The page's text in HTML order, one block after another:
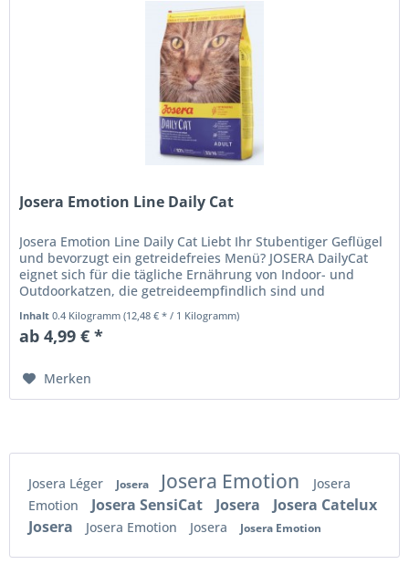
Josera Emotion Line Daily Cat
Josera Emotion Line Daily Cat Liebt Ihr Stubentiger Geflügel
und bevorzugt ein getreidefreies Menü? JOSERA DailyCat
eignet sich für die tägliche Ernährung von Indoor- und
Outdoorkatzen, die getreideempfindlich sind und
köstliches...
Inhalt0.4 Kilogramm(12,48 € * / 1 Kilogramm)
ab 4,99 € *
Merken
Josera Léger Josera Josera Emotion
Josera
Emotion
Josera SensiCat Josera
Josera Catelux
Josera
Josera Emotion Josera Josera Emotion